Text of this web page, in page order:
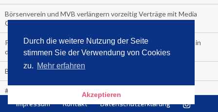
Durch die weitere Nutzung der Seite
stimmen Sie der Verwendung von Cookies
zu. Mehr erfahren
Akzeptieren
Börsenverein und MVB verlängern vorzeitig Verträge mit Media
Control bis 2024
PocketBook, Ceebo und Umbreit bringen Hörbuch-Downloads in
die Cloud
Bella Bella
#1-Bestseller: "Das ist Alpha!" von Kollegah
Hammer! "Fear: Trump in the White House" (auf Englisch) von
Impressum Kontakt Datenschutzerklärung